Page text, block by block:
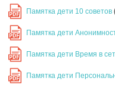
PDF Памятка дети 10 советов
PDF Памятка дети
PDF Памятка дети Время в
PDF Памятка дети